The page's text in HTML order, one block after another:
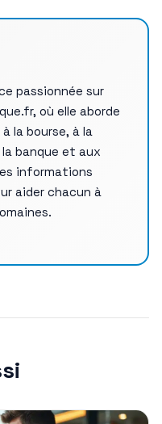
passionnée sur
où elle aborde
la bourse, à la
banque et aux
informations
aider chacun à